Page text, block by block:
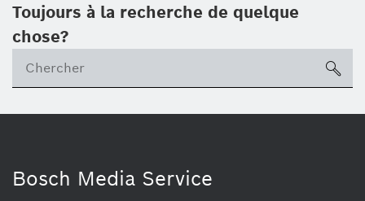
Toujours à la recherche de quelque
chose?
Bosch Media Service